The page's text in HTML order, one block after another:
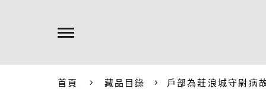
首頁 藏品目錄 戶部為莊浪城守尉病